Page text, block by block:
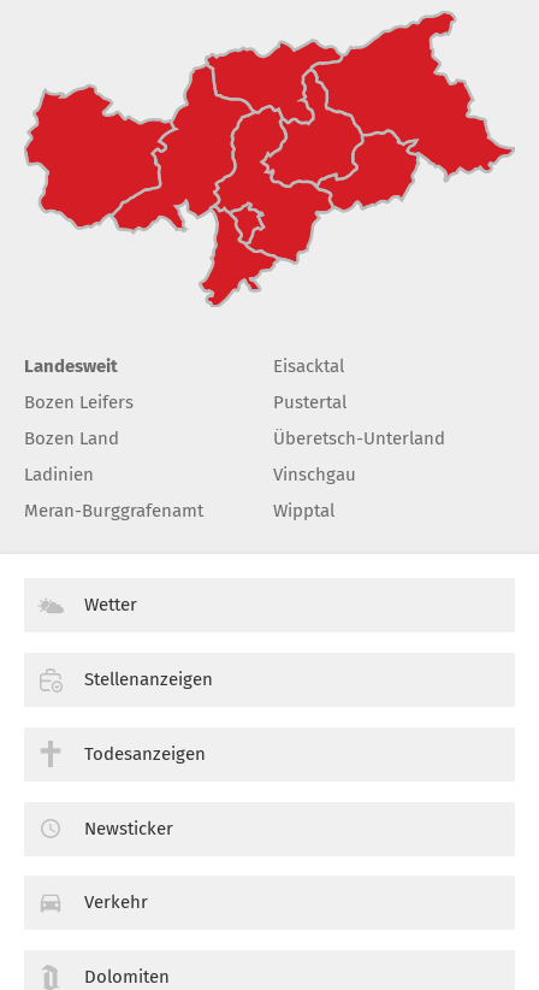
Landesweit
Bozen Leifers
Bozen Land
Ladinien
Meran-Burggrafenamt
Eisacktal
Pustertal
Überetsch-Unterland
Vinschgau
Wipptal
Wetter
Stellenanzeigen
Todesanzeigen
Newsticker
Verkehr
Dolomiten